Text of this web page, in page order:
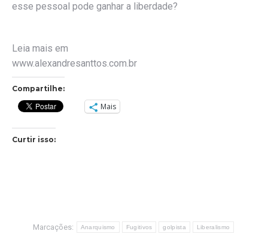
esse pessoal pode ganhar a liberdade?
Leia mais em
www.alexandresanttos.com.br
Compartilhe:
Mais
Curtir isso:
Marcações: Anarquismo Fugitivos golpista Liberalismo